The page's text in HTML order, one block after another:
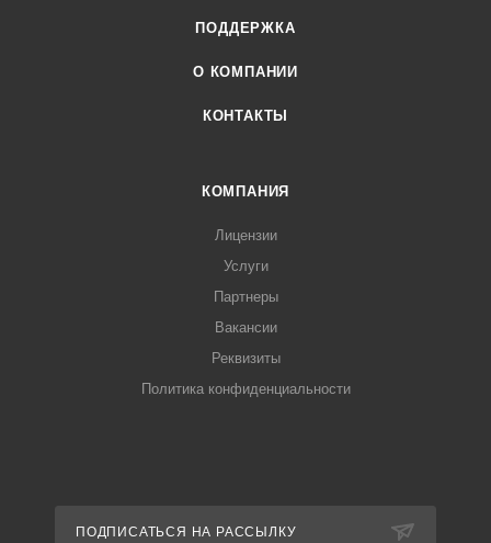
ПОДДЕРЖКА
О КОМПАНИИ
КОНТАКТЫ
КОМПАНИЯ
Лицензии
Услуги
Партнеры
Вакансии
Реквизиты
Политика конфиденциальности
ПОДПИСАТЬСЯ НА РАССЫЛКУ